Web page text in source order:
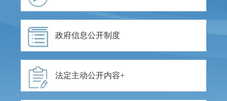
政府信息公开制度
法定主动公开内容